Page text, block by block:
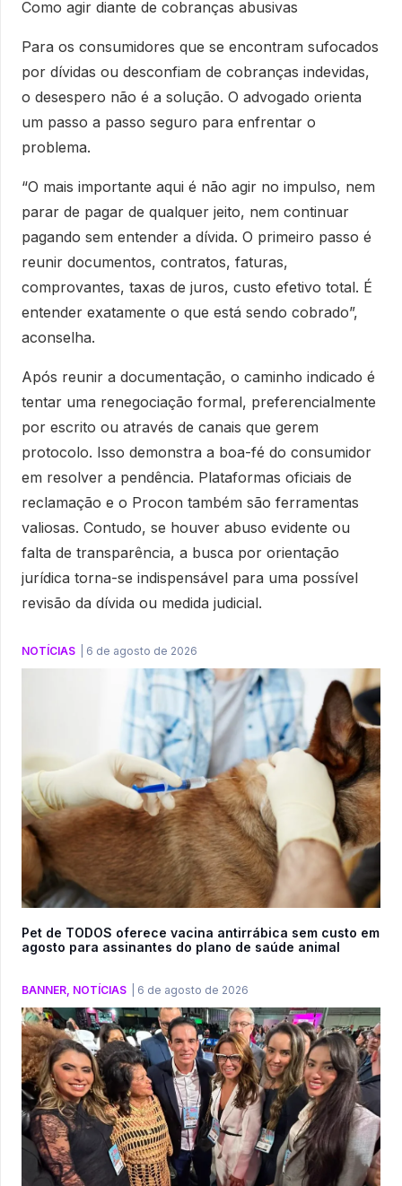
Como agir diante de cobranças abusivas
Para os consumidores que se encontram sufocados
por dívidas ou desconfiam de cobranças indevidas,
o desespero não é a solução. O advogado orienta
um passo a passo seguro para enfrentar o
problema.
“O mais importante aqui é não agir no impulso, nem
parar de pagar de qualquer jeito, nem continuar
pagando sem entender a dívida. O primeiro passo é
reunir documentos, contratos, faturas,
comprovantes, taxas de juros, custo efetivo total. É
entender exatamente o que está sendo cobrado”,
aconselha.
Após reunir a documentação, o caminho indicado é
tentar uma renegociação formal, preferencialmente
por escrito ou através de canais que gerem
protocolo. Isso demonstra a boa-fé do consumidor
em resolver a pendência. Plataformas oficiais de
reclamação e o Procon também são ferramentas
valiosas. Contudo, se houver abuso evidente ou
falta de transparência, a busca por orientação
jurídica torna-se indispensável para uma possível
revisão da dívida ou medida judicial.
NOTÍCIAS 6 de agosto de 2026
Pet de TODOS oferece vacina antirrábica sem custo em
agosto para assinantes do plano de saúde animal
BANNER, NOTÍCIAS 6 de agosto de 2026